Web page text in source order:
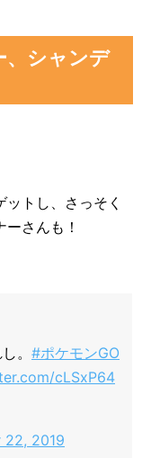
、シャンデ
トし、さっそく
さんも！
。 #ポケモンGO
cLSxP64
22, 2019